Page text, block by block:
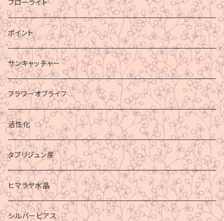
フローライト
ポイント
サンキャッチャー
フラワーオブライフ
活性化
タプリジュン産
ヒマラヤ水晶
シルバーピアス